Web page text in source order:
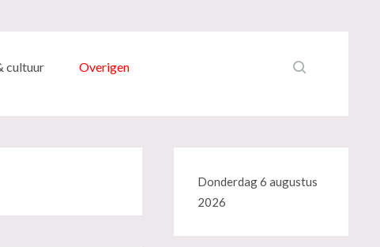
cultuur Overigen
Donderdag 6 augustus
2026